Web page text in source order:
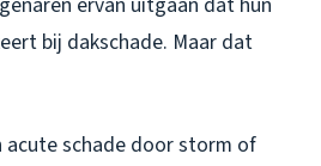
bij dakschade. Maar dat
acute schade door storm of